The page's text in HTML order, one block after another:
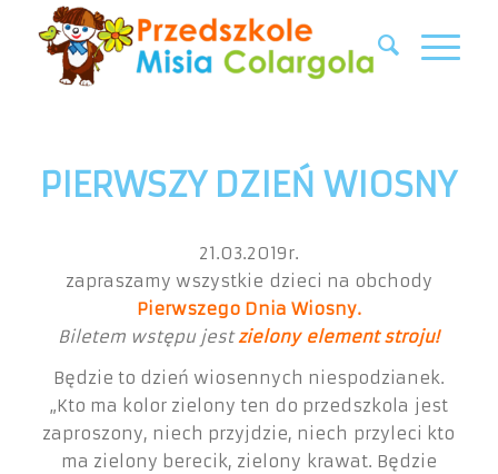
PIERWSZY DZIEŃ WIOSNY
21.03.2019r.
zapraszamy wszystkie dzieci na obchody
Pierwszego Dnia Wiosny.
Biletem wstępu jestzielony element stroju!
Będzie to dzień wiosennych niespodzianek.
„Kto ma kolor zielony ten do przedszkola jest
zaproszony, niech przyjdzie, niech przyleci kto
ma zielony berecik, zielony krawat. Będzie